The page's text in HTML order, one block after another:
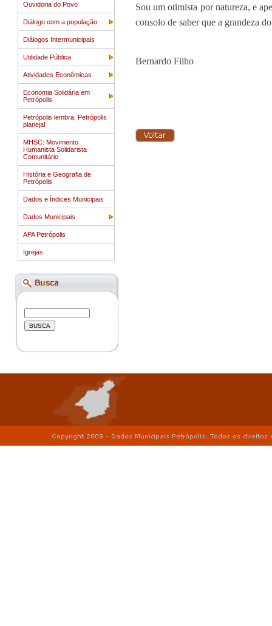
Ouvidoria do Povo
Diálogo com a população
Diálogos Intermunicipais
Utilidade Pública
Atividades Econômicas
Economia Solidária em
Petrópolis
Petrópolis lembra, Petrópolis
planeja!
MHSC: Movimento
Humanista Solidarista
Comunitário
História e Geografia de
Petrópolis
Dados e Índices Municipais
Dados Municipais
APA Petrópolis
Igrejas
Sou um otimista por natureza, e
consolo de saber que a grandeza
Bernardo Filho